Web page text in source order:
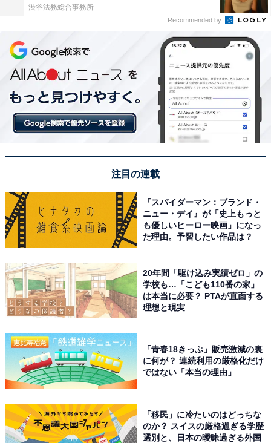
ケースにはかわいらしいイラストが入っています。こち
らもバンブーファイバーを使ったもので、お箸、フォー
ク、スプーンのセットです。組み立てて使うようになっ
ています。お弁当を持参するときに活躍しますね。
風呂敷
渋谷法務総合事務所
Recommended by
注目の連載
『スパイダーマン：ブランド・
ニュー・デイ』が「史上もっと
も優しいヒーロー映画」になっ
た理由。予習したい作品は？
20年間「駆け込み実績ゼロ」の
学校も…「こども110番の家」
は本当に必要？ PTAが直面する
理想と現実
「青春18きっぷ」販売激減の裏
に何が？ 連続利用の厳格化だけ
ではない「本当の理由」
「移民」に冷たいのはどっちな
のか？ スイスの厳格過ぎる学歴
選別と、日本の曖昧過ぎる外国